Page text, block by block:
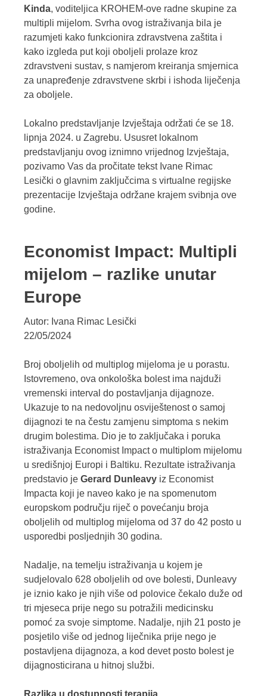
Kinda, voditeljica KROHEM-ove radne skupine za
multipli mijelom. Svrha ovog istraživanja bila je
razumjeti kako funkcionira zdravstvena zaštita i
kako izgleda put koji oboljeli prolaze kroz
zdravstveni sustav, s namjerom kreiranja smjernica
za unapređenje zdravstvene skrbi i ishoda liječenja
za oboljele.
Lokalno predstavljanje Izvještaja održati će se 18.
lipnja 2024. u Zagrebu. Ususret lokalnom
predstavljanju ovog iznimno vrijednog Izvještaja,
pozivamo Vas da pročitate tekst Ivane Rimac
Lesički o glavnim zaključcima s virtualne regijske
prezentacije Izvještaja održane krajem svibnja ove
godine.
Economist Impact: Multipli
mijelom – razlike unutar
Europe
Autor: Ivana Rimac Lesički
22/05/2024
Broj oboljelih od multiplog mijeloma je u porastu.
Istovremeno, ova onkološka bolest ima najduži
vremenski interval do postavljanja dijagnoze.
Ukazuje to na nedovoljnu osviještenost o samoj
dijagnozi te na čestu zamjenu simptoma s nekim
drugim bolestima. Dio je to zaključaka i poruka
istraživanja Economist Impact o multiplom mijelomu
u središnjoj Europi i Baltiku. Rezultate istraživanja
predstavio je Gerard Dunleavy iz Economist
Impacta koji je naveo kako je na spomenutom
europskom području riječ o povećanju broja
oboljelih od multiplog mijeloma od 37 do 42 posto u
usporedbi posljednjih 30 godina.
Nadalje, na temelju istraživanja u kojem je
sudjelovalo 628 oboljelih od ove bolesti, Dunleavy
je iznio kako je njih više od polovice čekalo duže od
tri mjeseca prije nego su potražili medicinsku
pomoć za svoje simptome. Nadalje, njih 21 posto je
posjetilo više od jednog liječnika prije nego je
postavljena dijagnoza, a kod devet posto bolest je
dijagnosticirana u hitnoj službi.